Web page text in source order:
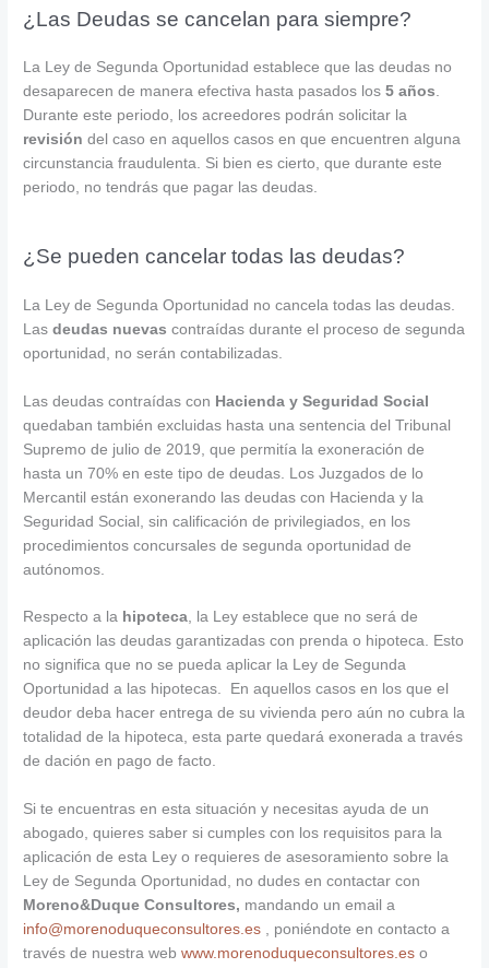
¿Las Deudas se cancelan para siempre?
La Ley de Segunda Oportunidad establece que las deudas no
desaparecen de manera efectiva hasta pasados los 5 años.
Durante este periodo, los acreedores podrán solicitar la
revisión del caso en aquellos casos en que encuentren alguna
circunstancia fraudulenta. Si bien es cierto, que durante este
periodo, no tendrás que pagar las deudas.
¿Se pueden cancelar todas las deudas?
La Ley de Segunda Oportunidad no cancela todas las deudas.
Lasdeudas nuevas contraídas durante el proceso de segunda
oportunidad, no serán contabilizadas.
Las deudas contraídas con Hacienda y Seguridad Social
quedaban también excluidas hasta una sentencia del Tribunal
Supremo de julio de 2019, que permitía la exoneración de
hasta un 70% en este tipo de deudas. Los Juzgados de lo
Mercantil están exonerando las deudas con Hacienda y la
Seguridad Social, sin calificación de privilegiados, en los
procedimientos concursales de segunda oportunidad de
autónomos.
Respecto a la hipoteca, la Ley establece que no será de
aplicación las deudas garantizadas con prenda o hipoteca. Esto
no significa que no se pueda aplicar la Ley de Segunda
Oportunidad a las hipotecas. En aquellos casos en los que el
deudor deba hacer entrega de su vivienda pero aún no cubra la
totalidad de la hipoteca, esta parte quedará exonerada a través
de dación en pago de facto.
Si te encuentras en esta situación y necesitas ayuda de un
abogado, quieres saber si cumples con los requisitos para la
aplicación de esta Ley o requieres de asesoramiento sobre la
Ley de Segunda Oportunidad, no dudes en contactar con
Moreno&Duque Consultores, mandando un email a
info@morenoduqueconsultores.es , poniéndote en contacto a
través de nuestra webwww.morenoduqueconsultores.es o